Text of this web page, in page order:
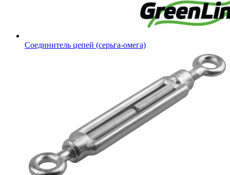
Соединитель цепей (серьга-омега)